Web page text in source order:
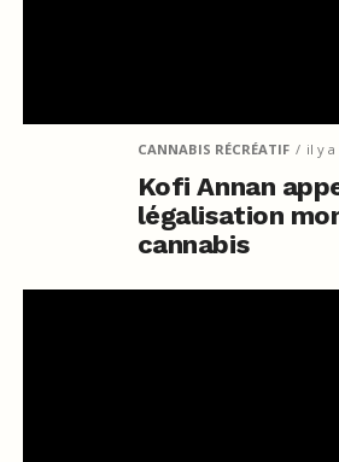
CANNABIS RÉCRÉATIF il y a
Kofi Annan
légalisation
cannabis